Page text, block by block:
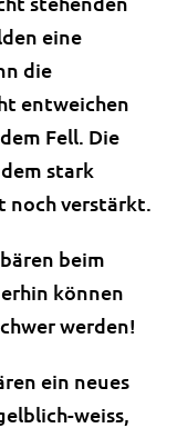
eine
die
entweichen
Fell. Die
stark
noch verstärkt.
beim
können
werden!
ein neues
weiss,